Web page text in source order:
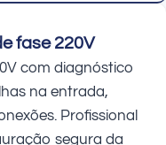
fase 220V
com diagnóstico
na entrada,
Profissional
segura da